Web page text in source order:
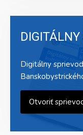
Digitálny
Otvoriť